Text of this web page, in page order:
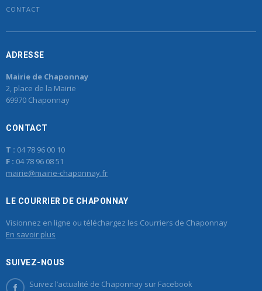
CONTACT
ADRESSE
Mairie de Chaponnay
2, place de la Mairie
69970 Chaponnay
CONTACT
T : 04 78 96 00 10
F : 04 78 96 08 51
mairie@mairie-chaponnay.fr
LE COURRIER DE CHAPONNAY
Visionnez en ligne ou téléchargez les Courriers de Chaponnay
En savoir plus
SUIVEZ-NOUS
Suivez l’actualité de Chaponnay sur Facebook